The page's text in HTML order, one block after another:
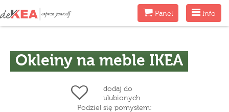
Menu
Info
MenuPanel
Okleiny na meble IKEA
dodaj do
ulubionych
Podziel się pomysłem: